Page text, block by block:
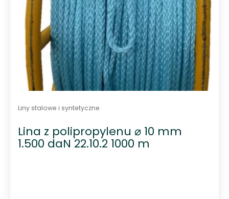
Liny stalowe i syntetyczne
Lina z polipropylenu ⌀ 10 mm
1.500 daN 22.10.2 1000 m